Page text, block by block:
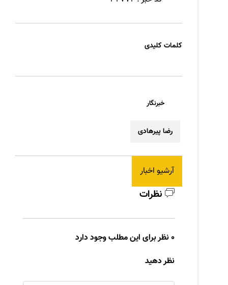
کلمات کلیدی
خبرنگار
رضا پیرهادی
آرشیو اخبار
نظرات
نظر دهید